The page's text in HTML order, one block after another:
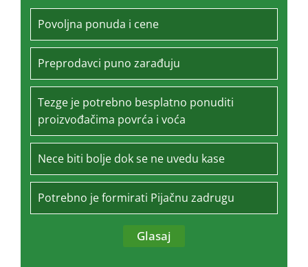
Povoljna ponuda i cene
Preprodavci puno zarađuju
Tezge je potrebno besplatno ponuditi
proizvođačima povrća i voća
Nece biti bolje dok se ne uvedu kase
Potrebno je formirati Pijačnu zadrugu